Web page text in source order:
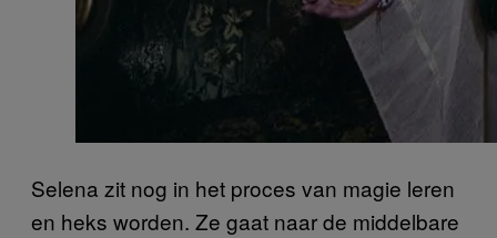
Selena zit nog in het proces van magie leren
en heks worden. Ze gaat naar de middelbare